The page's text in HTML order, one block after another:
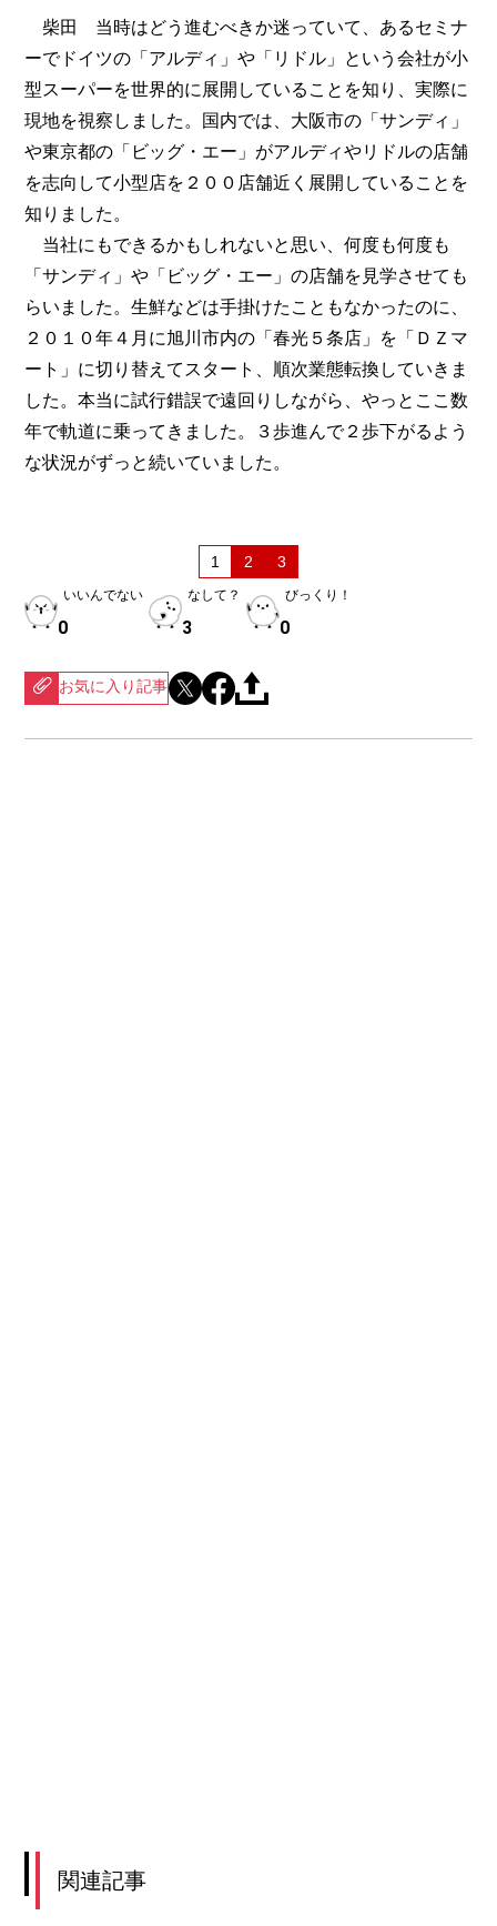
柴田 当時はどう進むべきか迷っていて、あるセミナ
ーでドイツの「アルディ」や「リドル」という会社が小
型スーパーを世界的に展開していることを知り、実際に
現地を視察しました。国内では、大阪市の「サンディ」
や東京都の「ビッグ・エー」がアルディやリドルの店舗
を志向して小型店を２００店舗近く展開していることを
知りました。
当社にもできるかもしれないと思い、何度も何度も
「サンディ」や「ビッグ・エー」の店舗を見学させても
らいました。生鮮などは手掛けたこともなかったのに、
２０１０年４月に旭川市内の「春光５条店」を「ＤＺマ
ート」に切り替えてスタート、順次業態転換していきま
した。本当に試行錯誤で遠回りしながら、やっとここ数
年で軌道に乗ってきました。３歩進んで２歩下がるよう
な状況がずっと続いていました。
1 2 3
いいんでない
0
なして？
3
びっくり！
0
お気に入り記事
関連記事